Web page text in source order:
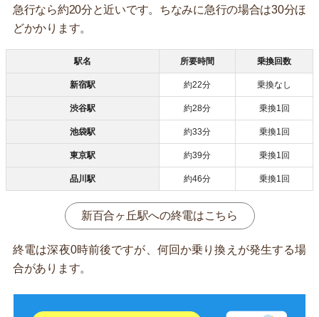
急行なら約20分と近いです。ちなみに急行の場合は30分ほ
どかかります。
駅名 所要時間 乗換回数
新宿駅 約22分 乗換なし
渋谷駅 約28分 乗換1回
池袋駅 約33分 乗換1回
東京駅 約39分 乗換1回
品川駅 約46分 乗換1回
新百合ヶ丘駅への終電はこちら
終電は深夜0時前後ですが、何回か乗り換えが発生する場
合があります。